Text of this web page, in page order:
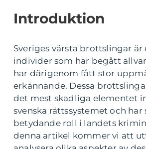
Introduktion
Sveriges värsta brottslingar är
individer som har begått
har därigenom fått stor
erkännande. Dessa
det mest skadliga elementet
svenska rättssystemet och har
betydande roll i landets
denna artikel kommer vi att